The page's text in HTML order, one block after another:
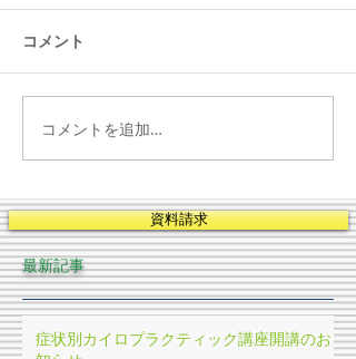
コメント
コメントを追加…
資料請求
最新記事
症状別カイロプラクティック講座開講のお